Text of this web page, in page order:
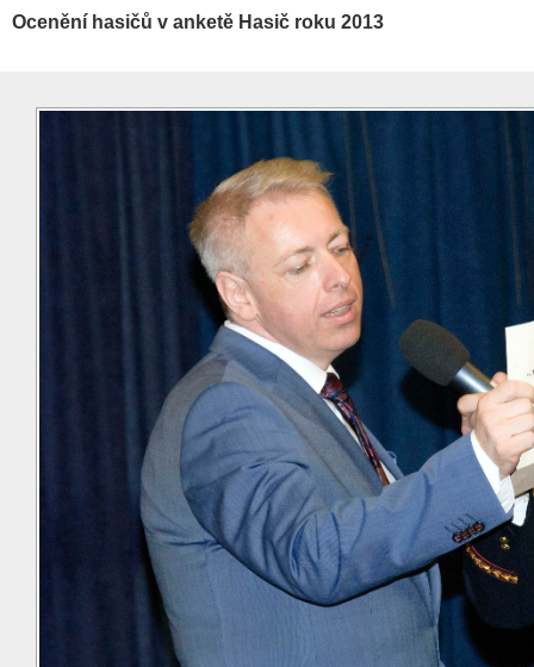
Ocenění hasičů v anketě Hasič roku 2013